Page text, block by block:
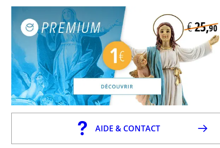
AIDE & CONTACT